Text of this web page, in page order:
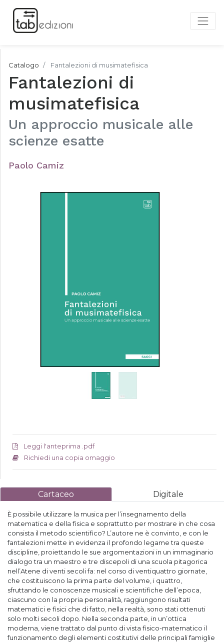
Catalogo Fantalezioni di musimatefisica
Fantalezioni di
musimatefisica
Un approccio musicale alle
scienze esatte
Paolo Camiz
Leggi l'anteprima .pdf
Richiedi una copia omaggio
Cartaceo Digitale
È possibile utilizzare la musica per l’insegnamento della
matematica e della fisica e soprattutto per mostrare in che cosa
consista il metodo scientifico? L’autore ne è convinto, e con le
fantalezioni mette in evidenza il profondo legame tra queste
discipline, proiettando le sue argomentazioni in un immaginario
dialogo tra un maestro e tre discepoli di una scuola pitagorica
nell’Atene di venti secoli fa: nel corso di ventiquattro giornate,
che costituiscono la prima parte del volume, i quattro,
sfruttando le conoscenze musicali e scientifiche dell’epo­ca,
ciascuno con la propria personalità, raggiungono risultati
matematici e fisici che di fatto, nella realtà, sono stati ottenuti
solo molti secoli dopo. Nella seconda parte, in un’ottica
moderna, viene trattato dal punto di vista fisico-matematico il
funzionamento degli elementi costitutivi delle principali famiglie